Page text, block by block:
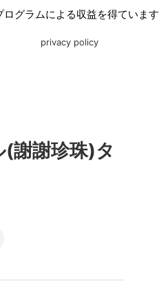
グラムによる収益を得ています
privacy policy
(謝謝珍珠)タ